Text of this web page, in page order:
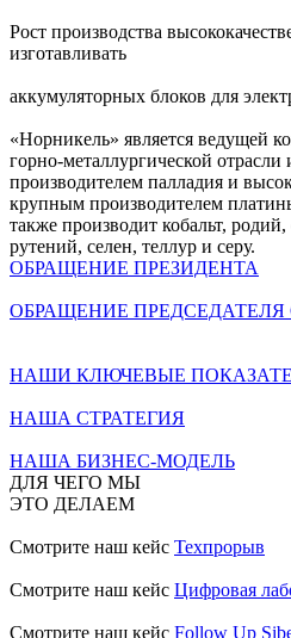
Рост производства
изготавливать
аккумуляторных блоков для
«Норникель» является ведущей
горно-металлургической
производителем палладия и
крупным производителем
также производит кобальт,
рутений, селен, теллур и серу.
ОБРАЩЕНИЕ ПРЕЗИДЕНТА
ОБРАЩЕНИЕ ПРЕДСЕДАТЕЛЯ
НАШИ КЛЮЧЕВЫЕ
НАША СТРАТЕГИЯ
НАША БИЗНЕС-МОДЕЛЬ
ДЛЯ ЧЕГО МЫ
ЭТО ДЕЛАЕМ
Смотрите наш кейс Техпрорыв
Смотрите наш кейс Цифровая
Смотрите наш кейс Follow Up